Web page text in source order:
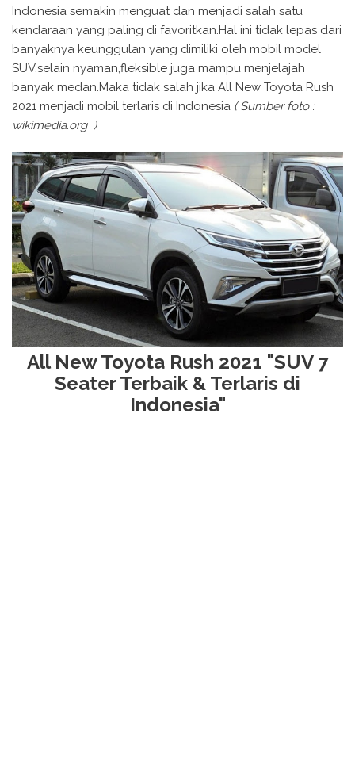
Indonesia semakin menguat dan menjadi salah satu
kendaraan yang paling di favoritkan.Hal ini tidak lepas dari
banyaknya keunggulan yang dimiliki oleh mobil model
SUV,selain nyaman,fleksible juga mampu menjelajah
banyak medan.Maka tidak salah jika All New Toyota Rush
2021 menjadi mobil terlaris di Indonesia ( Sumber foto :
wikimedia.org )
All New Toyota Rush 2021 "SUV 7
Seater Terbaik & Terlaris di
Indonesia"